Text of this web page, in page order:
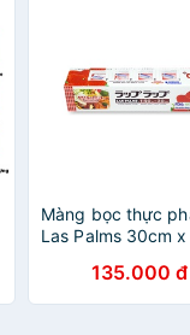
Màng bọc thực
Las Palms 30cm x
135.000 đ